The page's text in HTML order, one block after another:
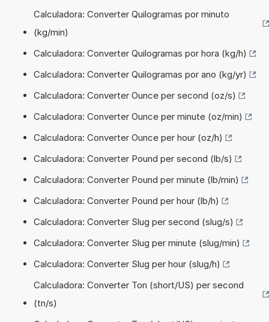
Calculadora: Converter Quilogramas por minuto
(kg/min)
Calculadora: Converter Quilogramas por hora (kg/h)
Calculadora: Converter Quilogramas por ano (kg/yr)
Calculadora: Converter Ounce per second (oz/s)
Calculadora: Converter Ounce per minute (oz/min)
Calculadora: Converter Ounce per hour (oz/h)
Calculadora: Converter Pound per second (lb/s)
Calculadora: Converter Pound per minute (lb/min)
Calculadora: Converter Pound per hour (lb/h)
Calculadora: Converter Slug per second (slug/s)
Calculadora: Converter Slug per minute (slug/min)
Calculadora: Converter Slug per hour (slug/h)
Calculadora: Converter Ton (short/US) per second
(tn/s)